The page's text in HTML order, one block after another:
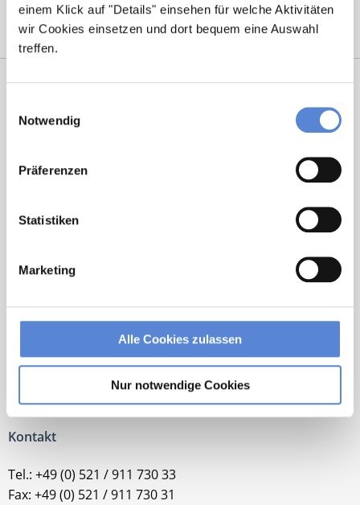
einem Klick auf "Details" einsehen für welche Aktivitäten
wir Cookies einsetzen und dort bequem eine Auswahl
treffen.
Notwendig
Präferenzen
Statistiken
Marketing
Alle Cookies zulassen
Nur notwendige Cookies
Marcel Willing
Sie haben Fragen zu unseren Stellenanzeigen oder
benötigen Unterstützung beim Ausfüllen Ihres
Bewerberprofils? Kontaktieren Sie mich einfach, ich
helfe Ihnen gerne weiter!
Jetzt zur kostenlosen Stellenanfrage
Kontakt
Tel.: +49 (0) 521 / 911 730 33
Fax: +49 (0) 521 / 911 730 31